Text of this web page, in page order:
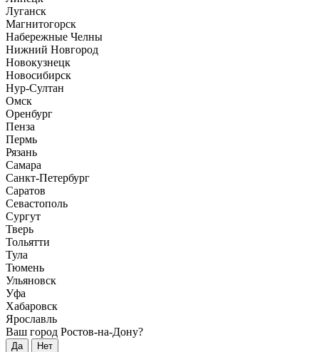
Луганск
Магнитогорск
Набережные Челны
Нижний Новгород
Новокузнецк
Новосибирск
Нур-Султан
Омск
Оренбург
Пенза
Пермь
Рязань
Самара
Санкт-Петербург
Саратов
Севастополь
Сургут
Тверь
Тольятти
Тула
Тюмень
Ульяновск
Уфа
Хабаровск
Ярославль
Ваш город Ростов-на-Дону?
Да Нет